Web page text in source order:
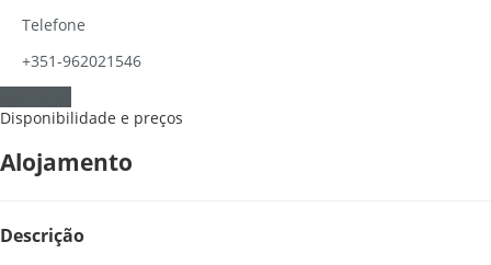
Telefone
+351-962021546
Disponibilidade e preços
Alojamento
Descrição